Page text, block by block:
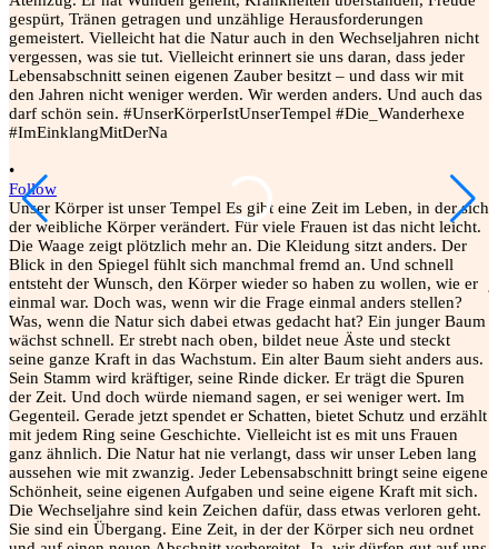
•
Follow
Unser Körper ist unser Tempel Es gibt eine Zeit im Leben, in der sich
der weibliche Körper verändert. Für viele Frauen ist das nicht leicht.
Die Waage zeigt plötzlich mehr an. Die Kleidung sitzt anders. Der
Blick in den Spiegel fühlt sich manchmal fremd an. Und schnell
entsteht der Wunsch, den Körper wieder so haben zu wollen, wie er
einmal war. Doch was, wenn wir die Frage einmal anders stellen?
Was, wenn die Natur sich dabei etwas gedacht hat? Ein junger Baum
wächst schnell. Er strebt nach oben, bildet neue Äste und steckt
seine ganze Kraft in das Wachstum. Ein alter Baum sieht anders aus.
Sein Stamm wird kräftiger, seine Rinde dicker. Er trägt die Spuren
der Zeit. Und doch würde niemand sagen, er sei weniger wert. Im
Gegenteil. Gerade jetzt spendet er Schatten, bietet Schutz und erzählt
mit jedem Ring seine Geschichte. Vielleicht ist es mit uns Frauen
ganz ähnlich. Die Natur hat nie verlangt, dass wir unser Leben lang
aussehen wie mit zwanzig. Jeder Lebensabschnitt bringt seine eigene
Schönheit, seine eigenen Aufgaben und seine eigene Kraft mit sich.
Die Wechseljahre sind kein Zeichen dafür, dass etwas verloren geht.
Sie sind ein Übergang. Eine Zeit, in der der Körper sich neu ordnet